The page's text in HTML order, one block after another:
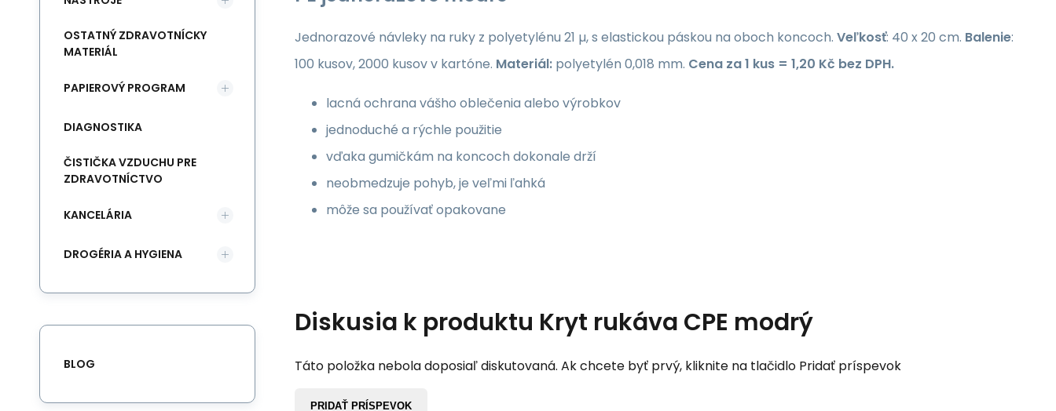
Jednorazové návleky na ruky z polyetylénu 21 µ, s elastickou páskou na oboch koncoch. Veľkosť: 40 x 20 cm. Balenie:
100 kusov, 2000 kusov v kartóne. Materiál: polyetylén 0,018 mm. Cena za 1 kus = 1,20 Kč bez DPH.
lacná ochrana vášho oblečenia alebo výrobkov
jednoduché a rýchle použitie
vďaka gumičkám na koncoch dokonale drží
neobmedzuje pohyb, je veľmi ľahká
môže sa používať opakovane
Diskusia k produktu Kryt rukáva CPE modrý
Táto položka nebola doposiaľ diskutovaná. Ak chcete byť prvý, kliknite na tlačidlo Pridať príspevok
PRIDAŤ PRÍSPEVOK
OSTATNÝ ZDRAVOTNÍCKY
MATERIÁL
PAPIEROVÝ PROGRAM
DIAGNOSTIKA
ČISTIČKA VZDUCHU PRE
ZDRAVOTNÍCTVO
KANCELÁRIA
DROGÉRIA A HYGIENA
BLOG